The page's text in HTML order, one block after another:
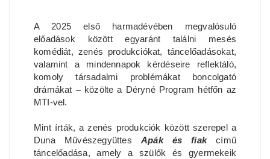
A 2025 első harmadévében megvalósuló
előadások között egyaránt találni mesés
komédiát, zenés produkciókat, táncelőadásokat,
valamint a mindennapok kérdéseire reflektáló,
komoly társadalmi problémákat boncolgató
drámákat – közölte a Déryné Program hétfőn az
MTI-vel.
Mint írták, a zenés produkciók között szerepel a
Duna Művészegyüttes Apák és fiakcímű
táncelőadása, amely a szülők és gyermekeik